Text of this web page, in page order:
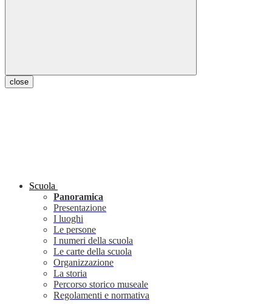
close
Scuola
Panoramica
Presentazione
I luoghi
Le persone
I numeri della scuola
Le carte della scuola
Organizzazione
La storia
Percorso storico museale
Regolamenti e normativa